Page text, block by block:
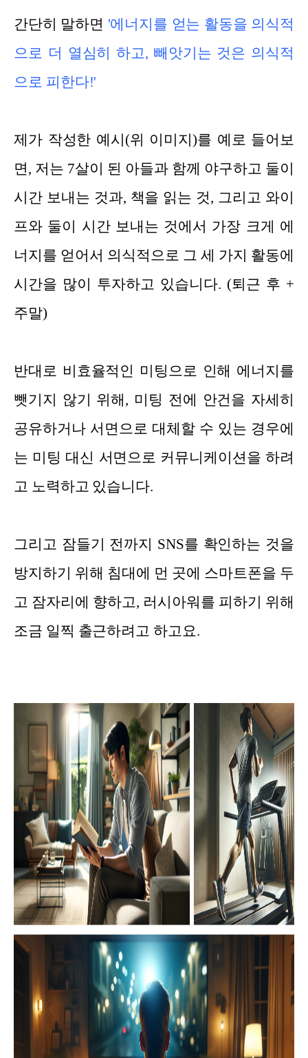
간단히 말하면 '에너지를 얻는 활동을 의식적
으로 더 열심히 하고, 빼앗기는 것은 의식적
으로 피한다!'
제가 작성한 예시(위 이미지)를 예로 들어보
면, 저는 7살이 된 아들과 함께 야구하고 둘이
시간 보내는 것과, 책을 읽는 것, 그리고 와이
프와 둘이 시간 보내는 것에서 가장 크게 에
너지를 얻어서 의식적으로 그 세 가지 활동에
시간을 많이 투자하고 있습니다. (퇴근 후 +
주말)
반대로 비효율적인 미팅으로 인해 에너지를
뺏기지 않기 위해, 미팅 전에 안건을 자세히
공유하거나 서면으로 대체할 수 있는 경우에
는 미팅 대신 서면으로 커뮤니케이션을 하려
고 노력하고 있습니다.
그리고 잠들기 전까지 SNS를 확인하는 것을
방지하기 위해 침대에 먼 곳에 스마트폰을 두
고 잠자리에 향하고, 러시아워를 피하기 위해
조금 일찍 출근하려고 하고요.